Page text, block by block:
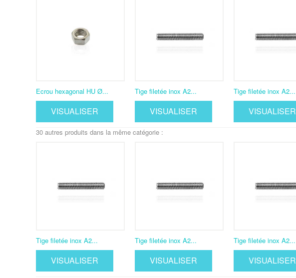
Ecrou hexagonal HU Ø...
VISUALISER
Tige filetée inox A2...
VISUALISER
Tige filetée inox A2...
VISUALISER
30 autres produits dans la même catégorie :
Tige filetée inox A2...
VISUALISER
Tige filetée inox A2...
VISUALISER
Tige filetée inox A2...
VISUALISER